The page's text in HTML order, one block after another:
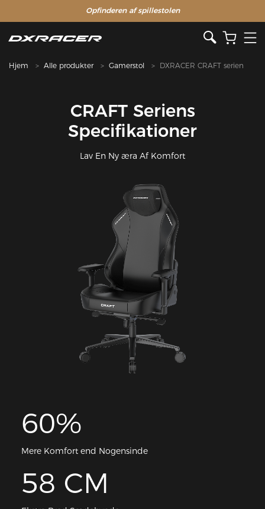
Opfinderen af ​​spillestolen
Hjem Alle produkter Gamerstol DXRACER CRAFT serien
CRAFT Seriens
Specifikationer
Lav En Ny æra Af Komfort
60%
Mere Komfort end Nogensinde
58 CM